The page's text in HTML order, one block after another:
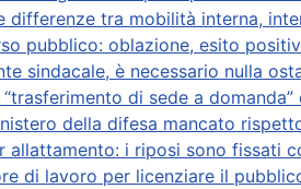
tra mobilità interna,
pubblico: oblazione, esito
sindacale, è necessario nulla
di sede a
della difesa mancato
allattamento: i riposi sono fissati
di lavoro per licenziare il